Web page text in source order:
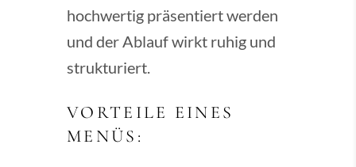
hochwertig präsentiert werden
und der Ablauf wirkt ruhig und
strukturiert.
VORTEILE EINES
MENÜS: